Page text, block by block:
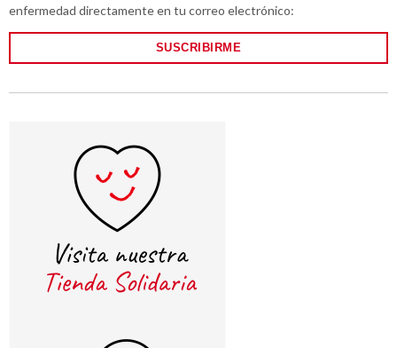
enfermedad directamente en tu correo electrónico:
SUSCRIBIRME